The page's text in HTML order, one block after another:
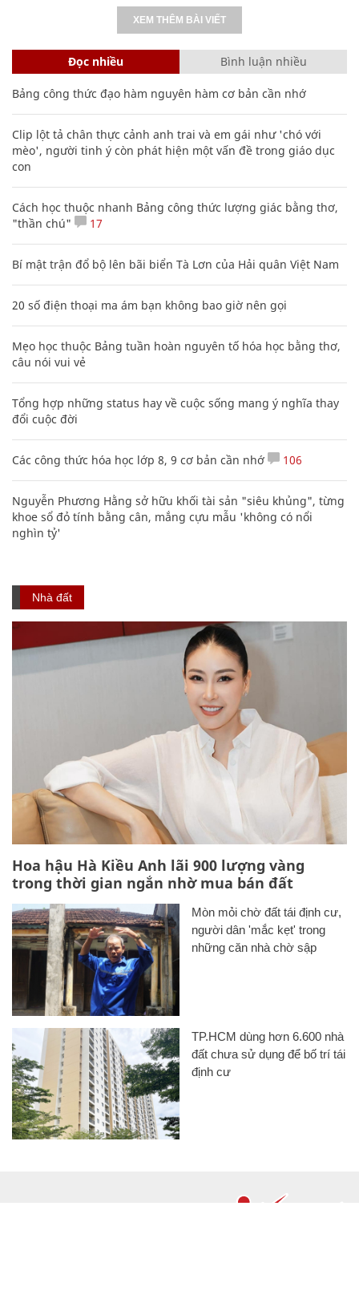
XEM THÊM BÀI VIẾT
Đọc nhiều Bình luận nhiều
Bảng công thức đạo hàm nguyên hàm cơ bản cần nhớ
Clip lột tả chân thực cảnh anh trai và em gái như 'chó với
mèo', người tinh ý còn phát hiện một vấn đề trong giáo dục
con
Cách học thuộc nhanh Bảng công thức lượng giác bằng thơ,
"thần chú"
17
Bí mật trận đổ bộ lên bãi biển Tà Lơn của Hải quân Việt Nam
20 số điện thoại ma ám bạn không bao giờ nên gọi
Mẹo học thuộc Bảng tuần hoàn nguyên tố hóa học bằng thơ,
câu nói vui vẻ
Tổng hợp những status hay về cuộc sống mang ý nghĩa thay
đổi cuộc đời
Các công thức hóa học lớp 8, 9 cơ bản cần nhớ 106
Nguyễn Phương Hằng sở hữu khối tài sản "siêu khủng", từng
khoe sổ đỏ tính bằng cân, mắng cựu mẫu 'không có nổi
nghìn tỷ'
Nhà đất
Hoa hậu Hà Kiều Anh lãi 900 lượng vàng
trong thời gian ngắn nhờ mua bán đất
Mòn mỏi chờ đất tái định cư,
người dân 'mắc kẹt' trong
những căn nhà chờ sập
TP.HCM dùng hơn 6.600 nhà
đất chưa sử dụng để bố trí tái
định cư